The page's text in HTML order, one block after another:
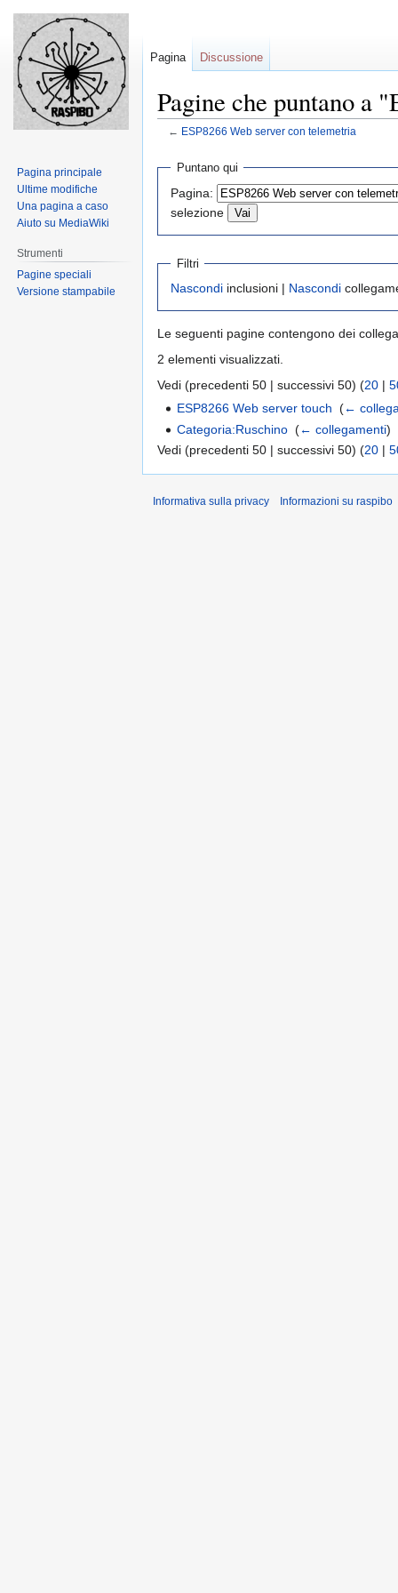
Pagine che puntano a
← ESP8266 Web server con telemetria
Jump
navigation
Jump
search
Puntano qui
Pagina:
selezione
Filtri
Nascondi inclusioni | Nascondi
Le seguenti pagine contengono dei
2 elementi visualizzati.
Vedi (precedenti 50 | successivi 50) (20 |
ESP8266 Web server touch ‎(←
Categoria:Ruschino ‎(← collegamenti)
Vedi (precedenti 50 | successivi 50) (20 |
Pagina Discussione
Pagina principale
Ultime modifiche
Una pagina a caso
Aiuto su MediaWiki
Strumenti
Pagine speciali
Versione stampabile
Informativa sulla privacy Informazioni su raspibo